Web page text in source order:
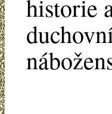
historie